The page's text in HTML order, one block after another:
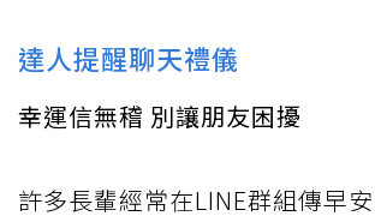
達人提醒聊天禮儀
幸運信無稽 別讓朋友困擾
許多長輩經常在LINE群組傳早